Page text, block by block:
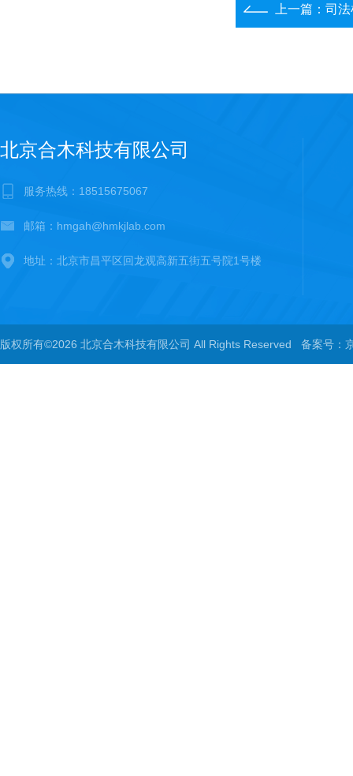
上一篇： 司法
北京合木科技有限公司
服务热线：18515675067
邮箱：hmgah@hmkjlab.com
地址：北京市昌平区回龙观高新五街五号院1号楼
版权所有©2026 北京合木科技有限公司 All Rights Reserved 备案号：